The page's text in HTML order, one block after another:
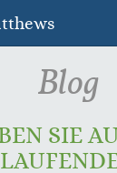
Blog
SIE